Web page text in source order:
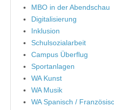
MBO in der Abendschau
Digitalisierung
Inklusion
Schulsozialarbeit
Campus Überflug
Sportanlagen
WA Kunst
WA Musik
WA Spanisch /